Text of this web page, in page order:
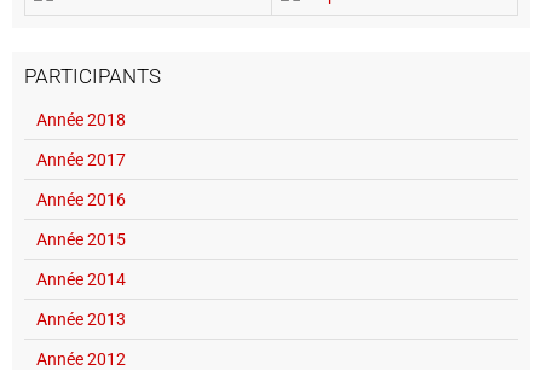
PARTICIPANTS
Année 2018
Année 2017
Année 2016
Année 2015
Année 2014
Année 2013
Année 2012